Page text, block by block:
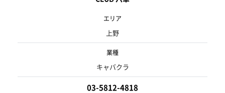
エリア
上野
業種
キャバクラ
03-5812-4818